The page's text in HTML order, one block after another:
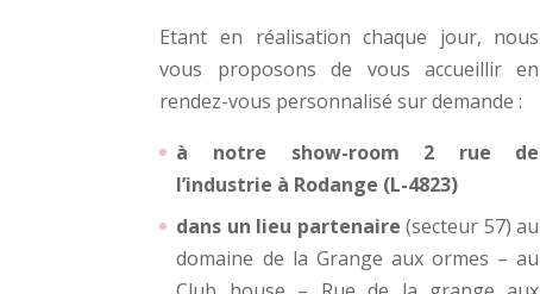
Etant en réalisation chaque jour, nous
vous proposons de vous accueillir en
rendez-vous personnalisé sur demande :
à notre show-room 2 rue de
l’industrie à Rodange (L-4823)
dans un lieu partenaire (secteur 57) au
domaine de la Grange aux ormes – au